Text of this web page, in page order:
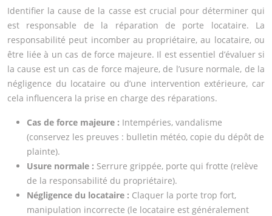
Identifier la cause de la casse est crucial pour déterminer qui
est responsable de la réparation de porte locataire. La
responsabilité peut incomber au propriétaire, au locataire, ou
être liée à un cas de force majeure. Il est essentiel d’évaluer si
la cause est un cas de force majeure, de l’usure normale, de la
négligence du locataire ou d’une intervention extérieure, car
cela influencera la prise en charge des réparations.
Cas de force majeure : Intempéries, vandalisme
(conservez les preuves : bulletin météo, copie du dépôt de
plainte).
Usure normale : Serrure grippée, porte qui frotte (relève
de la responsabilité du propriétaire).
Négligence du locataire : Claquer la porte trop fort,
manipulation incorrecte (le locataire est généralement